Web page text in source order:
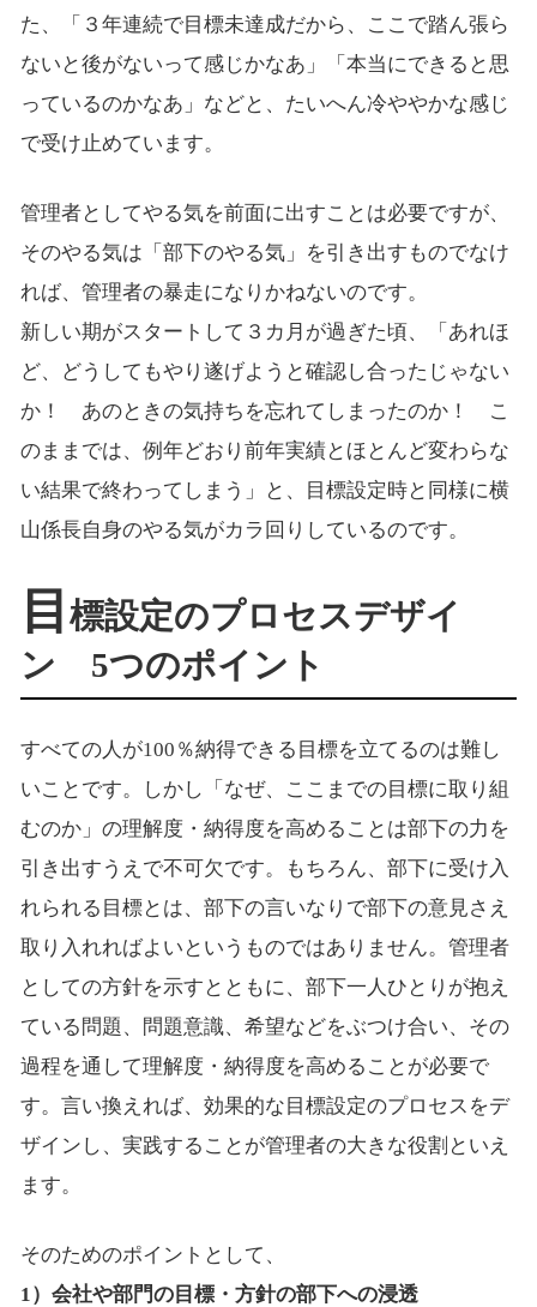
た、「３年連続で目標未達成だから、ここで踏ん張ら
ないと後がないって感じかなあ」「本当にできると思
っているのかなあ」などと、たいへん冷ややかな感じ
で受け止めています。
管理者としてやる気を前面に出すことは必要ですが、
そのやる気は「部下のやる気」を引き出すものでなけ
れば、管理者の暴走になりかねないのです。
新しい期がスタートして３カ月が過ぎた頃、「あれほ
ど、どうしてもやり遂げようと確認し合ったじゃない
か！ あのときの気持ちを忘れてしまったのか！ こ
のままでは、例年どおり前年実績とほとんど変わらな
い結果で終わってしまう」と、目標設定時と同様に横
山係長自身のやる気がカラ回りしているのです。
目 標設定のプロセスデザイ
ン 5つのポイント
すべての人が100％納得できる目標を立てるのは難し
いことです。しかし「なぜ、ここまでの目標に取り組
むのか」の理解度・納得度を高めることは部下の力を
引き出すうえで不可欠です。もちろん、部下に受け入
れられる目標とは、部下の言いなりで部下の意見さえ
取り入れればよいというものではありません。管理者
としての方針を示すとともに、部下一人ひとりが抱え
ている問題、問題意識、希望などをぶつけ合い、その
過程を通して理解度・納得度を高めることが必要で
す。言い換えれば、効果的な目標設定のプロセスをデ
ザインし、実践することが管理者の大きな役割といえ
ます。
そのためのポイントとして、
1）会社や部門の目標・方針の部下への浸透